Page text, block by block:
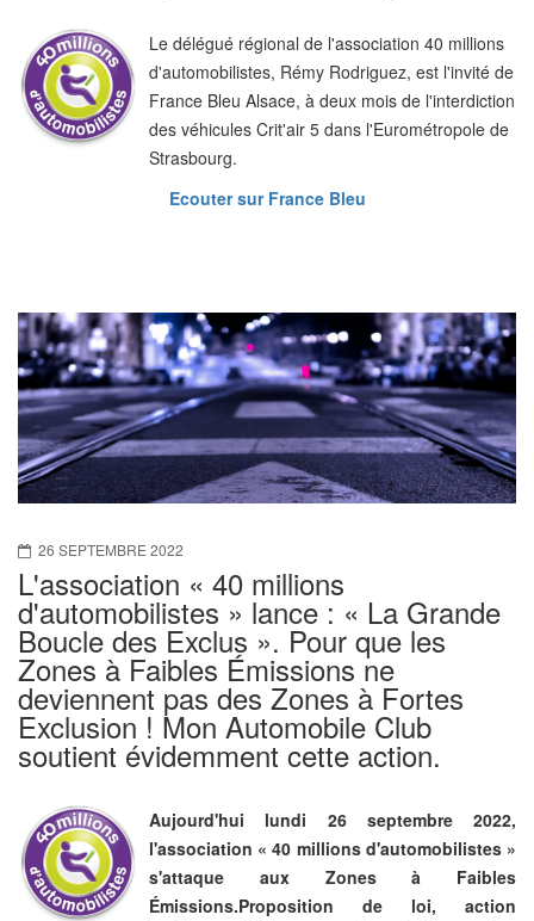
Le délégué régional de l'association 40 millions
d'automobilistes, Rémy Rodriguez, est l'invité de
France Bleu Alsace, à deux mois de l'interdiction
des véhicules Crit'air 5 dans l'Eurométropole de
Strasbourg.
Ecouter sur France Bleu
26 SEPTEMBRE 2022
L'association « 40 millions
d'automobilistes » lance : « La Grande
Boucle des Exclus ». Pour que les
Zones à Faibles Émissions ne
deviennent pas des Zones à Fortes
Exclusion ! Mon Automobile Club
soutient évidemment cette action.
Aujourd'hui lundi 26 septembre 2022,
l'association « 40 millions d'automobilistes »
s'attaque aux Zones à Faibles
Émissions.Proposition de loi, action